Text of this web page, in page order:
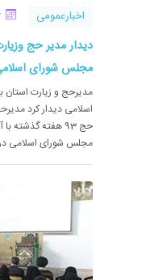
اخبارعمومی 02 شهریور 1393
دیدار مدیر حج
مجلس شورای
مدیرحج و زیارت استان
اسلامی دیدار کرد
حج 93 هفته
مجلس شورای اسلامی